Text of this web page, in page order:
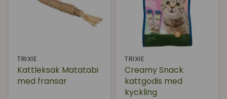
TRIXIE
Kattleksak Matatabi
med fransar
TRIXIE
Creamy Snack
kattgodis med
kyckling